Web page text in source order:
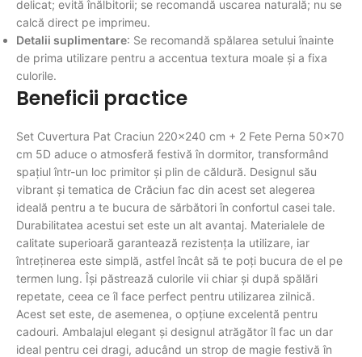
delicat; evită înălbitorii; se recomandă uscarea naturală; nu se
calcă direct pe imprimeu.
Detalii suplimentare: Se recomandă spălarea setului înainte
de prima utilizare pentru a accentua textura moale și a fixa
culorile.
Beneficii practice
Set Cuvertura Pat Craciun 220×240 cm + 2 Fete Perna 50×70
cm 5D aduce o atmosferă festivă în dormitor, transformând
spațiul într-un loc primitor și plin de căldură. Designul său
vibrant și tematica de Crăciun fac din acest set alegerea
ideală pentru a te bucura de sărbători în confortul casei tale.
Durabilitatea acestui set este un alt avantaj. Materialele de
calitate superioară garantează rezistența la utilizare, iar
întreținerea este simplă, astfel încât să te poți bucura de el pe
termen lung. Își păstrează culorile vii chiar și după spălări
repetate, ceea ce îl face perfect pentru utilizarea zilnică.
Acest set este, de asemenea, o opțiune excelentă pentru
cadouri. Ambalajul elegant și designul atrăgător îl fac un dar
ideal pentru cei dragi, aducând un strop de magie festivă în